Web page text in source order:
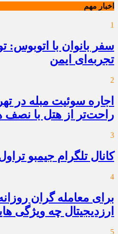
اخبار مهم
1
سفر بانوان با اتوبوس:
تجربه‌ای ایمن
2
اجاره سوئیت مبله در
راحت‌تر از هتل با نصف
3
کانال تلگرام جیمبو
4
برای معامله گران
ارزدیجیتال چه ویژگی
5